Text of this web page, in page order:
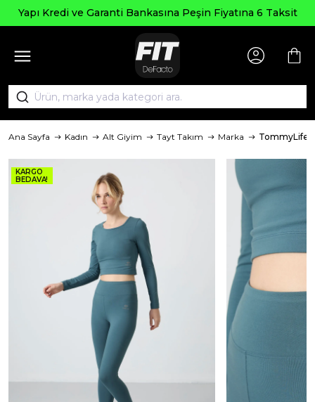
Garanti Bankasına Peşin Fiyatına 6 Taksit
Ana Sayfa Kadın Alt Giyim Tayt Takım Marka TommyLife
KARGO
BEDAVA!